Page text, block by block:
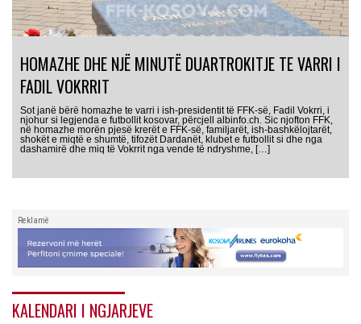
HOMAZHE DHE NJË MINUTË DUARTROKITJE TE VARRI I
FADIL VOKRRIT
Sot janë bërë homazhe te varri i ish-presidentit të FFK-së, Fadil Vokrri, i
njohur si legjenda e futbollit kosovar, përcjell albinfo.ch. Sic njofton FFK,
në homazhe morën pjesë krerët e FFK-së, familjarët, ish-bashkëlojtarët,
shokët e miqtë e shumtë, tifozët Dardanët, klubet e futbollit si dhe nga
dashamirë dhe miq të Vokrrit nga vende të ndryshme, […]
Reklamë
KALENDARI I NGJARJEVE